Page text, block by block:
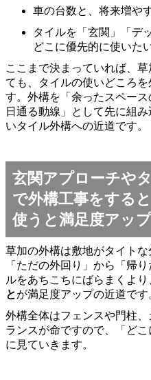
車の台数と、将来増や
タイルを「玄関」「デ
どこに優先的に使いた
ここまで決まっていれば、
ても、タイルの使いどころ
す。外構を「余ったスペー
日通る動線」として先に組
いタイル外構への近道です。
玄関アプローチや
で外構工事をする
使うと満足度アッ
草加の外構は敷地がタイト
「ただの外回り」から「帰
ルをあちこちにばらまくより
とが満足度アップの近道です
外構全体はフェンスや門柱
ランスが命ですので、「ど
に見ていきます。